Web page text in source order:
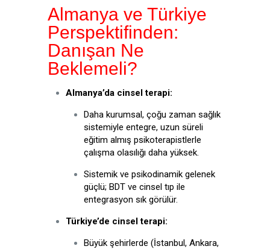
Almanya ve Türkiye
Perspektifinden:
Danışan Ne
Beklemeli?
Almanya’da cinsel terapi:
Daha kurumsal, çoğu zaman sağlık
sistemiyle entegre, uzun süreli
eğitim almış psikoterapistlerle
çalışma olasılığı daha yüksek.
Sistemik ve psikodinamik gelenek
güçlü; BDT ve cinsel tıp ile
entegrasyon sık görülür.
Türkiye’de cinsel terapi:
Büyük şehirlerde (İstanbul, Ankara,